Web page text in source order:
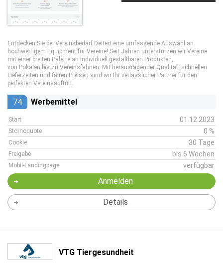
Entdecken Sie bei Vereinsbedarf Deitert eine umfassende Auswahl an
hochwertigem Equipment für Vereine! Seit Jahren unterstützen wir Vereine
mit einer breiten Palette an individuell gestaltbaren Produkten,
von Pokalen bis zu Vereinsfahnen. Mit herausragender Qualität, schnellen
Lieferzeiten und fairen Preisen sind wir Ihr verlässlicher Partner für den
perfekten Vereinsauftritt.
74 Werbemittel
Start 01.12.2023
Stornoquote 0 %
Cookie 30 Tage
Freigabe bis 6 Wochen
Mobil-Landingpage verfügbar
Anmelden
Details
VTG Tiergesundheit